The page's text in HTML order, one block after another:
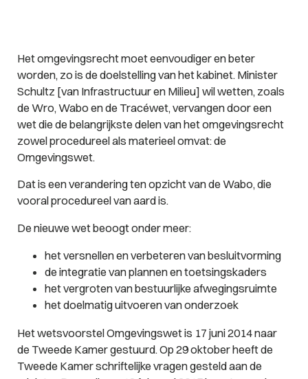
Het omgevingsrecht moet eenvoudiger en beter
worden, zo is de doelstelling van het kabinet. Minister
Schultz [van Infrastructuur en Milieu] wil wetten, zoals
de Wro, Wabo en de Tracéwet, vervangen door een
wet die de belangrijkste delen van het omgevingsrecht
zowel procedureel als materieel omvat: de
Omgevingswet.
Dat is een verandering ten opzicht van de Wabo, die
vooral procedureel van aard is.
De nieuwe wet beoogt onder meer:
het versnellen en verbeteren van besluitvorming
de integratie van plannen en toetsingskaders
het vergroten van bestuurlijke afwegingsruimte
het doelmatig uitvoeren van onderzoek
Het wetsvoorstel Omgevingswet is 17 juni 2014 naar
de Tweede Kamer gestuurd. Op 29 oktober heeft de
Tweede Kamer schriftelijke vragen gesteld aan de